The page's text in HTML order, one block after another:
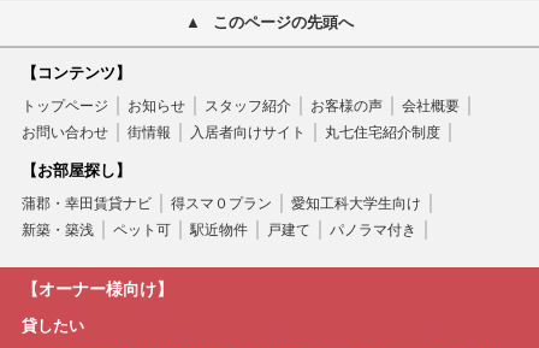
このページの先頭へ
【コンテンツ】
トップページ お知らせ スタッフ紹介 お客様の声
会社概要
お問い合わせ
街情報 入居者向けサイト 丸七住宅紹介制度
【お部屋探し】
蒲郡・幸田賃貸ナビ 得スマ０プラン
愛知工科大学生向け
新築・築浅
ペット可 駅近物件 戸建て パノラマ付き
【オーナー様向け】
貸したい